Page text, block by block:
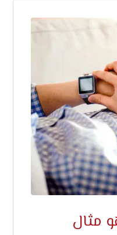
مثال